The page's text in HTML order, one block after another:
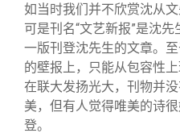
如当时我们并不欣赏沈从
可是刊名“文艺新报”是沈
一版刊登沈先生的文章。
的壁报上，只能从包容性
在联大发扬光大，刊物并
美，但有人觉得唯美的诗
登。